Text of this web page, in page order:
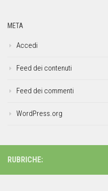
META
Accedi
Feed dei contenuti
Feed dei commenti
WordPress.org
RUBRICHE: